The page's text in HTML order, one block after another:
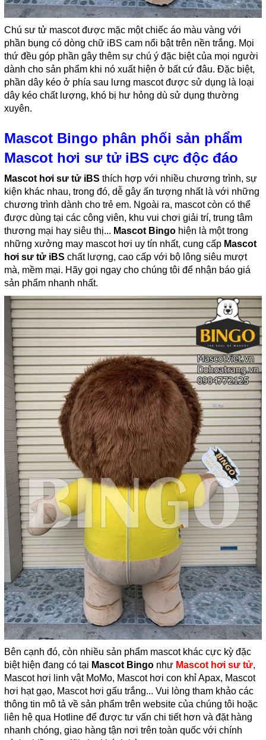
Chú sư tử mascot được mặc một chiếc áo màu vàng với
phần bụng có dòng chữ iBS cam nổi bật trên nền trắng. Mọi
thứ đều góp phần gây thêm sự chú ý đặc biệt của mọi người
dành cho sản phẩm khi nó xuất hiện ở bất cứ đâu. Đặc biệt,
phần dây kéo ở phía sau lưng mascot được sử dụng là loại
dây kéo chất lượng, khó bị hư hỏng dù sử dụng thường
xuyên.
Mascot Bingo phân phối sản phẩm
Mascot hơi sư tử iBS cực độc đáo
Mascot hơi sư tử iBS thích hợp với nhiều chương trình, sự
kiện khác nhau, trong đó, dễ gây ấn tượng nhất là với những
chương trình dành cho trẻ em. Ngoài ra, mascot còn có thể
được dùng tại các công viên, khu vui chơi giải trí, trung tâm
thương mại hay siêu thị... Mascot Bingo hiện là một trong
những xưởng may mascot hơi uy tín nhất, cung cấp Mascot
hơi sư tử iBS chất lượng, cao cấp với bộ lông siêu mượt
mà, mềm mại. Hãy gọi ngay cho chúng tôi để nhận báo giá
sản phẩm nhanh nhất.
Bên cạnh đó, còn nhiều sản phẩm mascot khác cực kỳ đặc
biệt hiện đang có tại Mascot Bingo như Mascot hơi sư tử,
Mascot hơi linh vật MoMo, Mascot hơi con khỉ Apax, Mascot
hơi hạt gạo, Mascot hơi gấu trắng... Vui lòng tham khảo các
thông tin mô tả về sản phẩm trên website của chúng tôi hoặc
liên hệ qua Hotline để được tư vấn chi tiết hơn và đặt hàng
nhanh chóng, giao hàng tận nơi trên toàn quốc với chính